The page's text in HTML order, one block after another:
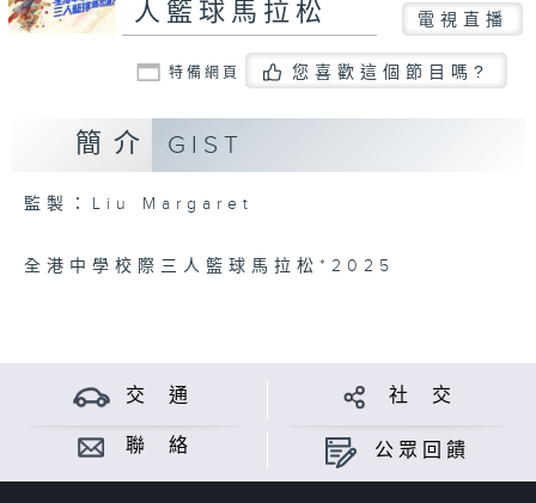
人籃球馬拉松
電視直播
特備網頁 您喜歡這個節目嗎?
簡介 GIST
監製：Liu Margaret
全港中學校際三人籃球馬拉松*2025
交 通 社 交
聯 絡 公眾回饋